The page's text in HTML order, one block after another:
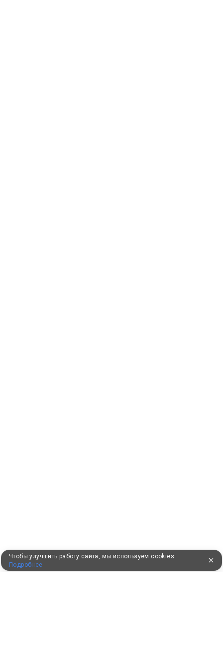
Чтобы улучшить работу сайта, мы используем cookies.
Подробнее